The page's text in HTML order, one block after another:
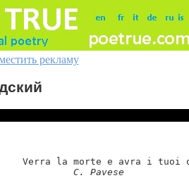
рекламу
Verra la morte e avra i tuoi
C. Pavese